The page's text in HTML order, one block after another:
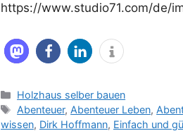
https://www.studio71.com/de/
Kategorien
Holzhaus selber bauen
Schlagwörter
Abenteuer, Abenteuer Leben,
wissen, Dirk Hoffmann, Einfach und